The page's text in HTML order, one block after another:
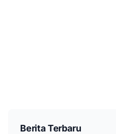
Berita Terbaru